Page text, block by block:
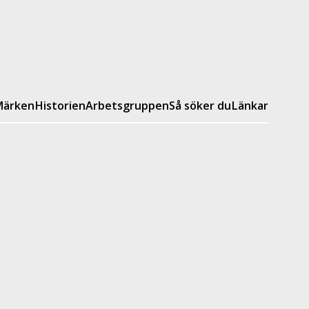
HistorienArbetsgruppenSå söker duLänkar